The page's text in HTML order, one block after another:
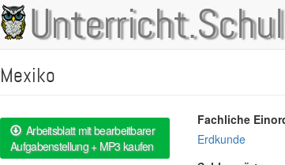
Main
navigation
Mexiko
Arbeitsblatt mit bearbeitbarer
Aufgabenstellung + MP3 kaufen
Fachliche
Erdkunde